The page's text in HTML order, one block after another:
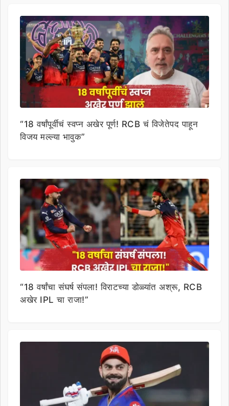
“18 वर्षांपूर्वीचं स्वप्न अखेर पूर्ण! RCB चं विजेतेपद पाहून
विजय मल्ल्या भावुक”
“18 वर्षांचा संघर्ष संपला! विराटच्या डोळ्यांत अश्रू, RCB
अखेर IPL चा राजा!”